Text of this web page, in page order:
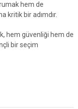
hem de
kritik bir adımdır.
hem güvenliği hem de
bir seçim